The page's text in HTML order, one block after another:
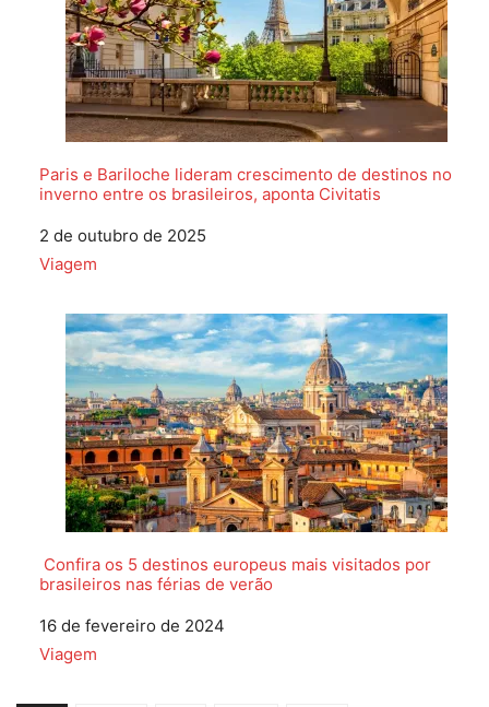
Paris e Bariloche lideram crescimento de destinos no
inverno entre os brasileiros, aponta Civitatis
Data
2 de outubro de 2025
Em relação a
Viagem
Confira os 5 destinos europeus mais visitados por
brasileiros nas férias de verão
Data
16 de fevereiro de 2024
Em relação a
Viagem